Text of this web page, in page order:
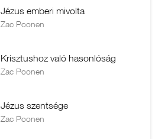
Jézus emberi mivolta
Zac Poonen
Krisztushoz való hasonlóság
Zac Poonen
Jézus szentsége
Zac Poonen